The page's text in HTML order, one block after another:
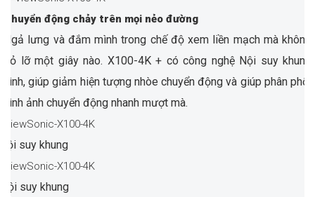
Chuyển động chảy trên mọi nẻo đường
Ngả lưng và đắm mình trong chế độ xem liền mạch mà không
bỏ lỡ một giây nào. X100-4K + có công nghệ Nội suy khung
hình, giúp giảm hiện tượng nhòe chuyển động và giúp phân phối
hình ảnh chuyển động nhanh mượt mà.
suy khung
suy khung